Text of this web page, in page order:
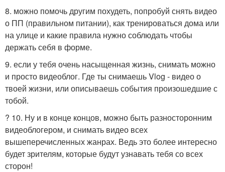
8. можно помочь другим похудеть, попробуй снять видео
о ПП (правильном питании), как тренироваться дома или
на улице и какие правила нужно соблюдать чтобы
держать себя в форме.
9. если у тебя очень насыщенная жизнь, снимать можно
и просто видеоблог. Где ты снимаешь Vlog - видео о
твоей жизни, или описываешь события произошедшие с
тобой.
? 10. Ну и в конце концов, можно быть разносторонним
видеоблогером, и снимать видео всех
вышеперечисленных жанрах. Ведь это более интересно
будет зрителям, которые будут узнавать тебя со всех
сторон!